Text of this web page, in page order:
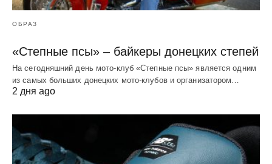
ОБРАЗ
«Степные псы» – байкеры донецких степей
На сегодняшний день мото-клуб «Степные псы» является одним
из самых больших донецких мото-клубов и организатором…
2 дня ago